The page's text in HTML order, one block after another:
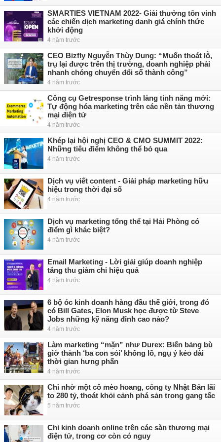
SMARTIES VIETNAM 2022- Giải thưởng tôn vinh
các chiến dịch marketing danh giá chính thức
khởi động
4 năm trước
CEO Bizfly Nguyễn Thùy Dung: “Muốn thoát lỗ,
trụ lại được trên thị trường, doanh nghiệp phải
nhanh chóng chuyển đổi số thành công”
4 năm trước
Công cụ Getresponse trình làng tính năng mới:
Tự động hóa marketing trên các nền tản thương
mại điện tử
4 năm trước
Khép lại hội nghị CEO & CMO SUMMIT 2022:
Những tiêu điểm không thể bỏ qua
4 năm trước
Dịch vụ viết content - Giải pháp marketing hữu
hiệu trong thời đại số
4 năm trước
Dịch vụ marketing tổng thể tại Hải Phòng có
điểm gì khác biệt?
4 năm trước
Email Marketing - Lời giải giúp doanh nghiệp
tăng thu giảm chi hiệu quả
4 năm trước
6 bộ óc kinh doanh hàng đầu thế giới, trong đó
có Bill Gates, Elon Musk học được từ Steve
Jobs những kỹ năng đỉnh cao nào?
4 năm trước
Làm marketing “mặn” như Durex: Biến bảng bù
giờ thành ‘ba con sói’ khổng lồ, ngụ ý kéo dài
thời gian hưng phấn
4 năm trước
Chỉ nhờ một cô mèo hoang, công ty Nhật Bản lãi
to 280 tỷ, thoát khỏi cảnh phá sản trong gang tấc
5 năm trước
Chỉ kinh doanh online trên các sàn thương mại
điện tử, trong cơ còn có nguy